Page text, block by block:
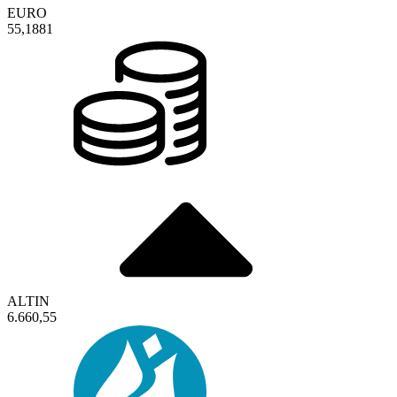
EURO
55,1881
ALTIN
6.660,55